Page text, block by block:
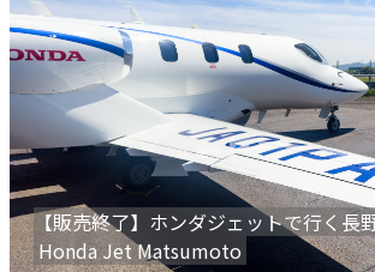
【販売終了】ホンダジェットで行く長
Honda Jet Matsumoto